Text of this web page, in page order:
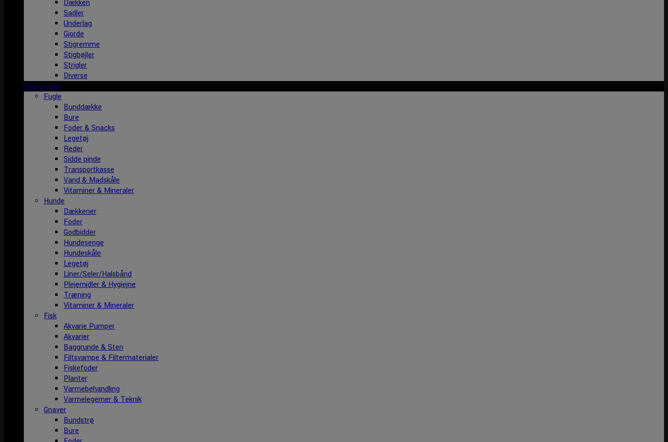
Dækken
Sadler
Underlag
Gjorde
Stigremme
Stigbøjler
Strigler
Diverse
Dyrecenter
Fugle
Bunddække
Bure
Foder & Snacks
Legetøj
Reder
Sidde pinde
Transportkasse
Vand & Madskåle
Vitaminer & Mineraler
Hunde
Dækkener
Foder
Godbidder
Hundesenge
Hundeskåle
Legetøj
Liner/Seler/Halsbånd
Plejemidler & Hygiejne
Træning
Vitaminer & Mineraler
Fisk
Akvarie Pumper
Akvarier
Baggrunde & Sten
Filtsvampe & Filtermaterialer
Fiskefoder
Planter
Varmebehandling
Varmelegemer & Teknik
Gnaver
Bundstrø
Bure